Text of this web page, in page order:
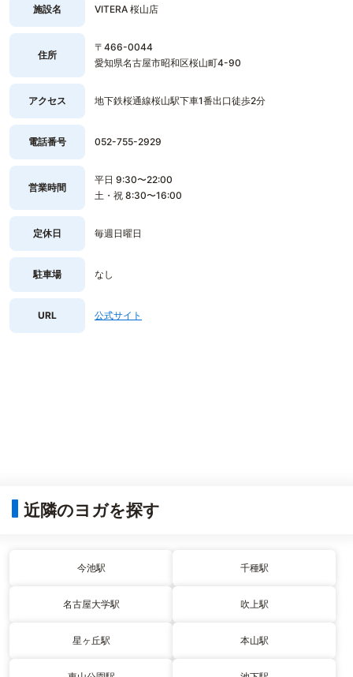
施設名 VITERA 桜山店
住所
〒466-0044
愛知県名古屋市昭和区桜山町4-90
アクセス 地下鉄桜通線桜山駅下車1番出口徒歩2分
電話番号 052-755-2929
営業時間
平日 9:30〜22:00
土・祝 8:30〜16:00
定休日 毎週日曜日
駐車場 なし
URL 公式サイト
近隣のヨガを探す
今池駅 千種駅
名古屋大学駅 吹上駅
星ヶ丘駅 本山駅